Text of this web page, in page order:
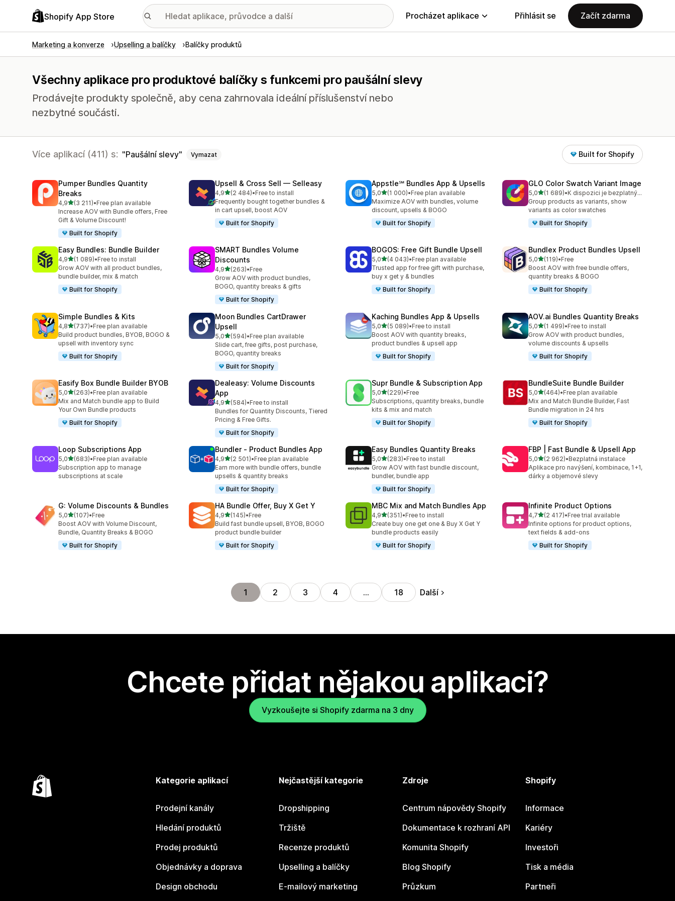
Shopify App Store Procházet aplikace Přihlásit se Začít zdarma
Marketing a konverze Upselling a balíčky Balíčky produktů
Všechny aplikace pro produktové balíčky s funkcemi pro paušální slevy
Prodávejte produkty společně, aby cena zahrnovala ideální příslušenství nebo
nezbytné součásti.
Více aplikací (411) s: Paušální slevy Vymazat Built for Shopify
Pumper Bundles Quantity
Breaks
4,9z 5 hvězd
(3 211)
Celkový počet recenzí: 3211
•Free plan available
Increase AOV with Bundle offers, Free
Gift & Volume Discount!
Built for Shopify
Upsell & Cross Sell — Selleasy
4,9z 5 hvězd
(2 484)
Celkový počet recenzí: 2484
•Free to install
Frequently bought together bundles &
in cart upsell, boost AOV
Built for Shopify
Appstle℠ Bundles App & Upsells
5,0z 5 hvězd
(1 000)
Celkový počet recenzí: 1000
•Free plan available
Maximize AOV with bundles, volume
discount, upsells & BOGO
Built for Shopify
GLO Color Swatch Variant Image
5,0z 5 hvězd
(1 689)
Celkový počet recenzí: 1689
•
K dispozici je bezplatný plán
Group products as variants, show
variants as color swatches
Built for Shopify
Easy Bundles: Bundle Builder
4,9z 5 hvězd
(1 089)
Celkový počet recenzí: 1089
•Free to install
Grow AOV with all product bundles,
bundle builder, mix & match
Built for Shopify
SMART Bundles Volume
Discounts
4,9z 5 hvězd
(263)
Celkový počet recenzí: 263
•Free
Grow AOV with product bundles,
BOGO, quantity breaks & gifts
Built for Shopify
BOGOS: Free Gift Bundle Upsell
5,0z 5 hvězd
(4 043)
Celkový počet recenzí: 4043
•Free plan available
Trusted app for free gift with purchase,
buy x get y & bundles
Built for Shopify
Bundlex Product Bundles Upsell
5,0z 5 hvězd
(119)
Celkový počet recenzí: 119
•Free
Boost AOV with free bundle offers,
quantity breaks & BOGO
Built for Shopify
Simple Bundles & Kits
4,8z 5 hvězd
(737)
Celkový počet recenzí: 737
•Free plan available
Build product bundles, BYOB, BOGO &
upsell with inventory sync
Built for Shopify
Moon Bundles CartDrawer
Upsell
5,0z 5 hvězd
(594)
Celkový počet recenzí: 594
•Free plan available
Slide cart, free gifts, post purchase,
BOGO, quantity breaks
Built for Shopify
Kaching Bundles App & Upsells
5,0z 5 hvězd
(5 089)
Celkový počet recenzí: 5089
•Free to install
Boost AOV with quantity breaks,
product bundles & upsell app
Built for Shopify
AOV.ai Bundles Quantity Breaks
5,0z 5 hvězd
(1 499)
Celkový počet recenzí: 1499
•Free to install
Grow AOV with product bundles,
volume discounts & upsells
Built for Shopify
Easify Box Bundle Builder BYOB
5,0z 5 hvězd
(263)
Celkový počet recenzí: 263
•Free plan available
Mix and Match bundle app to Build
Your Own Bundle products
Built for Shopify
Dealeasy: Volume Discounts
App
4,9z 5 hvězd
(584)
Celkový počet recenzí: 584
•Free to install
Bundles for Quantity Discounts, Tiered
Pricing & Free Gifts.
Built for Shopify
Supr Bundle & Subscription App
5,0z 5 hvězd
(229)
Celkový počet recenzí: 229
•Free
Subscriptions, quantity breaks, bundle
kits & mix and match
Built for Shopify
BundleSuite Bundle Builder
5,0z 5 hvězd
(464)
Celkový počet recenzí: 464
•Free plan available
Mix and Match Bundle Builder, Fast
Bundle migration in 24 hrs
Built for Shopify
Loop Subscriptions App
5,0z 5 hvězd
(683)
Celkový počet recenzí: 683
•Free plan available
Subscription app to manage
subscriptions at scale
Bundler ‑ Product Bundles App
4,9z 5 hvězd
(2 501)
Celkový počet recenzí: 2501
•Free plan available
Earn more with bundle offers, bundle
upsells & quantity breaks
Built for Shopify
Easy Bundles Quantity Breaks
5,0z 5 hvězd
(283)
Celkový počet recenzí: 283
•Free to install
Grow AOV with fast bundle discount,
bundler, bundle app
Built for Shopify
FBP | Fast Bundle & Upsell App
5,0z 5 hvězd
(2 962)
Celkový počet recenzí: 2962
•Bezplatná instalace
Aplikace pro navýšení, kombinace, 1+1,
dárky a objemové slevy
G: Volume Discounts & Bundles
5,0z 5 hvězd
(107)
Celkový počet recenzí: 107
•Free
Boost AOV with Volume Discount,
Bundle, Quantity Breaks & BOGO
Built for Shopify
HA Bundle Offer, Buy X Get Y
4,9z 5 hvězd
(145)
Celkový počet recenzí: 145
•Free
Build fast bundle upsell, BYOB, BOGO
product bundle builder
Built for Shopify
MBC Mix and Match Bundles App
4,9z 5 hvězd
(351)
Celkový počet recenzí: 351
•Free to install
Create buy one get one & Buy X Get Y
bundle products easily
Built for Shopify
Infinite Product Options
4,7z 5 hvězd
(2 417)
Celkový počet recenzí: 2417
•Free trial available
Infinite options for product options,
text fields & add-ons
Built for Shopify
1 2 3 4 … 18 Další
Chcete přidat nějakou aplikaci?
Vyzkoušejte si Shopify zdarma na 3 dny
Kategorie aplikací
Prodejní kanály
Hledání produktů
Prodej produktů
Objednávky a doprava
Design obchodu
Nejčastější kategorie
Dropshipping
Tržiště
Recenze produktů
Upselling a balíčky
E-mailový marketing
Zdroje
Centrum nápovědy Shopify
Dokumentace k rozhraní API
Komunita Shopify
Blog Shopify
Průzkum
Shopify
Informace
Kariéry
Investoři
Tisk a média
Partneři